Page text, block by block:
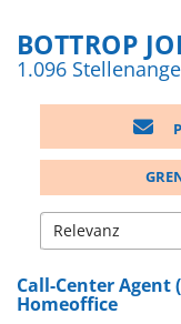
BOTTROP
1.096
Call-Center
Homeoffice